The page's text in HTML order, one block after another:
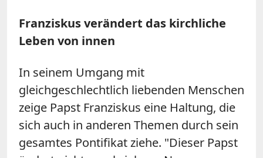
Franziskus verändert das kirchliche
Leben von innen
In seinem Umgang mit
gleichgeschlechtlich liebenden Menschen
zeige Papst Franziskus eine Haltung, die
sich auch in anderen Themen durch sein
gesamtes Pontifikat ziehe. "Dieser Papst